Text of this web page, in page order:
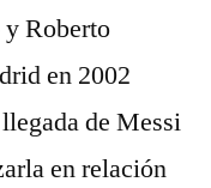
y Roberto
en 2002
de Messi
en relación